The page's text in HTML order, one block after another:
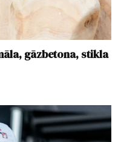
gāzbetona, stikla